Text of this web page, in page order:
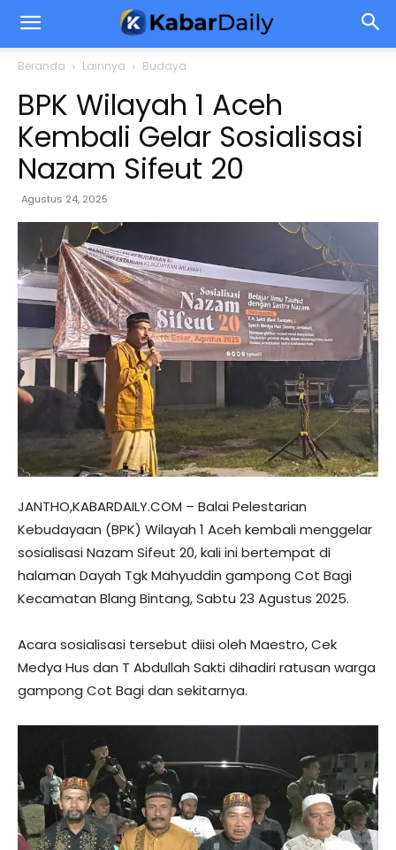
Beranda Lainnya Budaya
BPK Wilayah 1 Aceh
Kembali Gelar Sosialisasi
Nazam Sifeut 20
Agustus 24, 2025
JANTHO,KABARDAILY.COM – Balai Pelestarian
Kebudayaan (BPK) Wilayah 1 Aceh kembali menggelar
sosialisasi Nazam Sifeut 20, kali ini bertempat di
halaman Dayah Tgk Mahyuddin gampong Cot Bagi
Kecamatan Blang Bintang, Sabtu 23 Agustus 2025.
Acara sosialisasi tersebut diisi oleh Maestro, Cek
Medya Hus dan T Abdullah Sakti dihadiri ratusan warga
gampong Cot Bagi dan sekitarnya.